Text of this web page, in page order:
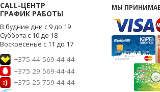
CALL-ЦЕНТР
ГРАФИК РАБОТЫ
В будние дни с 9 до 19
Суббота с 10 до 18
Воскресенье с 11 до 17
+375 44 569-44-44
+375 29 569-44-44
+375 25 759-44-44
МЫ